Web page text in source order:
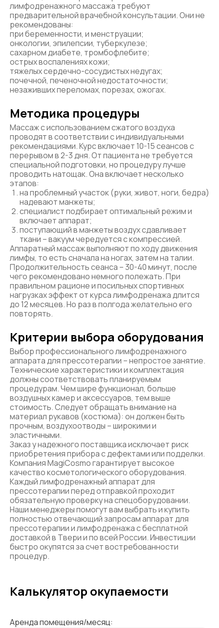
лимфодренажного массажа требуют
предварительной врачебной консультации. Они не
рекомендованы:
при беременности, и менструации;
онкологии, эпилепсии, туберкулезе;
сахарном диабете, тромбофлебите;
острых воспалениях кожи;
тяжелых сердечно-сосудистых недугах;
почечной, печеночной недостаточности;
незаживших переломах, порезах, ожогах.
Методика процедуры
Массаж с использованием сжатого воздуха
проводят в соответствии с индивидуальными
рекомендациями. Курс включает 10-15 сеансов с
перерывом в 2-3 дня. От пациента не требуется
специальной подготовки, но процедуру лучше
проводить натощак. Она включает несколько
этапов:
на проблемный участок (руки, живот, ноги, бедра)
надевают манжеты;
специалист подбирает оптимальный режим и
включает аппарат;
поступающий в манжеты воздух сдавливает
ткани – вакуум чередуется с компрессией.
Аппаратный массаж выполняют по ходу движения
лимфы, то есть сначала на ногах, затем на талии.
Продолжительность сеанса – 30-40 минут, после
чего рекомендовано немного полежать. При
правильном рационе и посильных спортивных
нагрузках эффект от курса лимфодренажа длится
до 12 месяцев. Но раз в полгода желательно его
повторять.
Критерии выбора оборудования
Выбор профессионального лимфодренажного
аппарата для прессотерапии – непростое занятие.
Технические характеристики и комплектация
должны соответствовать планируемым
процедурам. Чем шире функционал, больше
воздушных камер и аксессуаров, тем выше
стоимость. Следует обращать внимание на
материал рукавов (костюма): он должен быть
прочным, воздухоотводы – широкими и
эластичными.
Заказ у надежного поставщика исключает риск
приобретения прибора с дефектами или подделки.
Компания MagiCosmo гарантирует высокое
качество косметологического оборудования.
Каждый лимфодренажный аппарат для
прессотерапии перед отправкой проходит
обязательную проверку на спецоборудовании.
Наши менеджеры помогут вам выбрать и купить
полностью отвечающий запросам аппарат для
прессотерапии и лимфодренажа с бесплатной
доставкой в Твери и по всей России. Инвестиции
быстро окупятся за счет востребованности
процедур.
Калькулятор окупаемости
Аренда помещения/месяц: